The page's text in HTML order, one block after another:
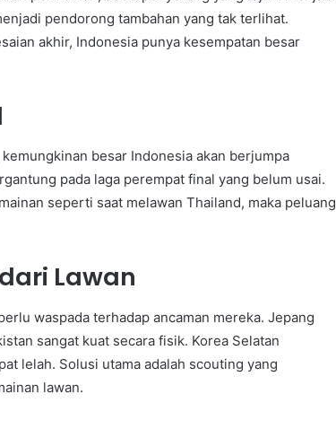
pendorong tambahan yang tak terlihat.
akhir, Indonesia punya kesempatan besar
besar Indonesia akan berjumpa
pada laga perempat final yang belum usai.
seperti saat melawan Thailand, maka peluang
Lawan
waspada terhadap ancaman mereka. Jepang
sangat kuat secara fisik. Korea Selatan
lelah. Solusi utama adalah scouting yang
lawan.